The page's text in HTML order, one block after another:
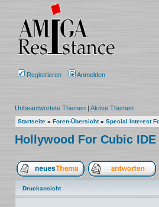
Registrieren Anmelden
Unbeantwortete Themen | Aktive Themen
Startseite » Foren-Übersicht» Special Interest
Hollywood For Cubic
Ein neues Thema erstellen
Druckansicht